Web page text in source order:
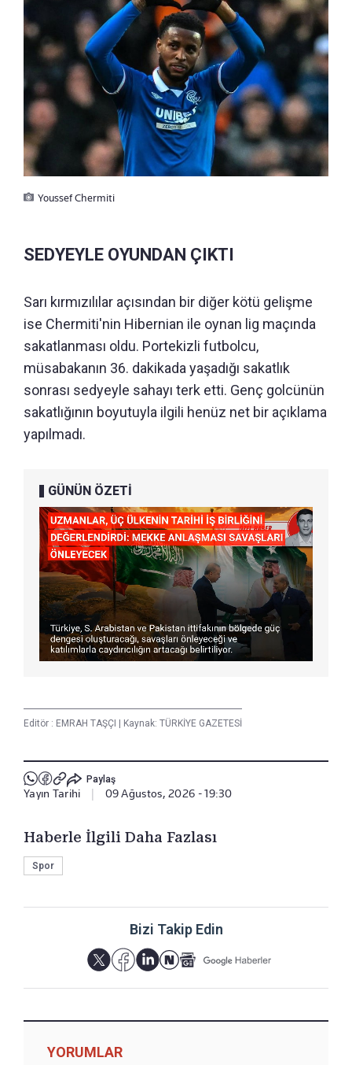
Youssef Chermiti
SEDYEYLE OYUNDAN ÇIKTI
Sarı kırmızılılar açısından bir diğer kötü gelişme
ise Chermiti'nin Hibernian ile oynan lig maçında
sakatlanması oldu. Portekizli futbolcu,
müsabakanın 36. dakikada yaşadığı sakatlık
sonrası sedyeyle sahayı terk etti. Genç golcünün
sakatlığının boyutuyla ilgili henüz net bir açıklama
yapılmadı.
GÜNÜN ÖZETİ
Editör : EMRAH TAŞÇI | Kaynak: TÜRKİYE GAZETESİ
Paylaş
Yayın Tarihi | 09 Ağustos, 2026 - 19:30
Haberle İlgili Daha Fazlası
Spor
Bizi Takip Edin
YORUMLAR